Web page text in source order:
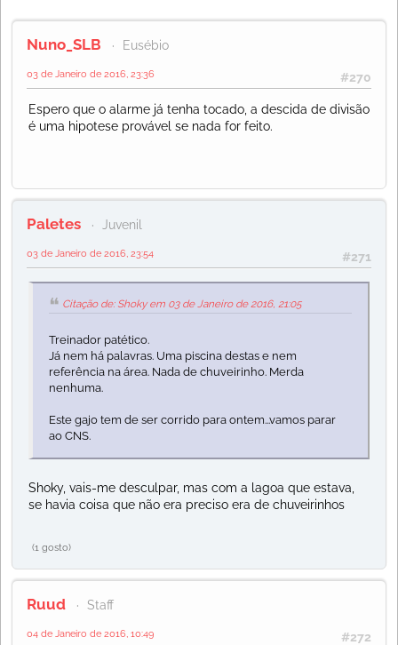
Nuno_SLB Eusébio
#270
03 de Janeiro de 2016, 23:36
Espero que o alarme já tenha tocado, a descida de divisão
é uma hipotese provável se nada for feito.
Paletes Juvenil
#271
03 de Janeiro de 2016, 23:54
Citação de: Shoky em 03 de Janeiro de 2016, 21:05
Treinador patético.
Já nem há palavras. Uma piscina destas e nem
referência na área. Nada de chuveirinho. Merda
nenhuma.
Este gajo tem de ser corrido para ontem...vamos parar
ao CNS.
Shoky, vais-me desculpar, mas com a lagoa que estava,
se havia coisa que não era preciso era de chuveirinhos
(1 gosto)
Ruud Staff
#272
04 de Janeiro de 2016, 10:49